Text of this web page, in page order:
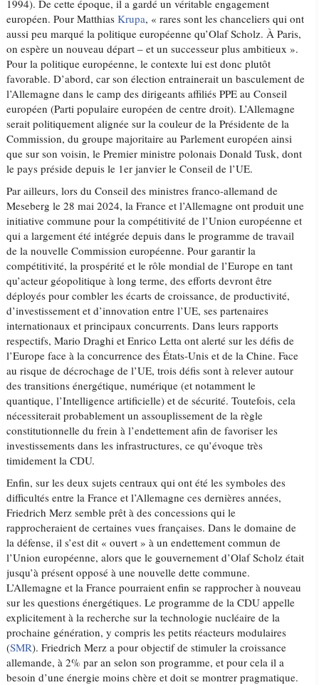
1994). De cette époque, il a gardé un véritable engagement
européen. Pour MatthiasKrupa, « rares sont les chanceliers qui ont
aussi peu marqué la politique européenne qu’Olaf Scholz. À Paris,
on espère un nouveau départ – et un successeur plus ambitieux ».
Pour la politique européenne, le contexte lui est donc plutôt
favorable. D’abord, car son élection entrainerait un basculement de
l’Allemagne dans le camp des dirigeants affiliés PPE au Conseil
européen (Parti populaire européen de centre droit). L’Allemagne
serait politiquement alignée sur la couleur de la Présidente de la
Commission, du groupe majoritaire au Parlement européen ainsi
que sur son voisin, le Premier ministre polonais Donald Tusk, dont
le pays préside depuis le 1er janvier le Conseil de l’UE.
Par ailleurs, lors du Conseil des ministres franco-allemand de
Meseberg le 28 mai 2024, la France et l’Allemagne ont produit une
initiative commune pour la compétitivité de l’Union européenne et
qui a largement été intégrée depuis dans le programme de travail
de la nouvelle Commission européenne. Pour garantir la
compétitivité, la prospérité et le rôle mondial de l’Europe en tant
qu’acteur géopolitique à long terme, des efforts devront être
déployés pour combler les écarts de croissance, de productivité,
d’investissement et d’innovation entre l’UE, ses partenaires
internationaux et principaux concurrents. Dans leurs rapports
respectifs, Mario Draghi et Enrico Letta ont alerté sur les défis de
l’Europe face à la concurrence des États-Unis et de la Chine. Face
au risque de décrochage de l’UE, trois défis sont à relever autour
des transitions énergétique, numérique (et notamment le
quantique, l’Intelligence artificielle) et de sécurité. Toutefois, cela
nécessiterait probablement un assouplissement de la règle
constitutionnelle du frein à l’endettement afin de favoriser les
investissements dans les infrastructures, ce qu’évoque très
timidement la CDU.
Enfin, sur les deux sujets centraux qui ont été les symboles des
difficultés entre la France et l’Allemagne ces dernières années,
Friedrich Merz semble prêt à des concessions qui le
rapprocheraient de certaines vues françaises. Dans le domaine de
la défense, il s’est dit « ouvert » à un endettement commun de
l’Union européenne, alors que le gouvernement d’Olaf Scholz était
jusqu’à présent opposé à une nouvelle dette commune.
L’Allemagne et la France pourraient enfin se rapprocher à nouveau
sur les questions énergétiques. Le programme de la CDU appelle
explicitement à la recherche sur la technologie nucléaire de la
prochaine génération, y compris les petits réacteurs modulaires
(SMR). Friedrich Merz a pour objectif de stimuler la croissance
allemande, à 2% par an selon son programme, et pour cela il a
besoin d’une énergie moins chère et doit se montrer pragmatique.